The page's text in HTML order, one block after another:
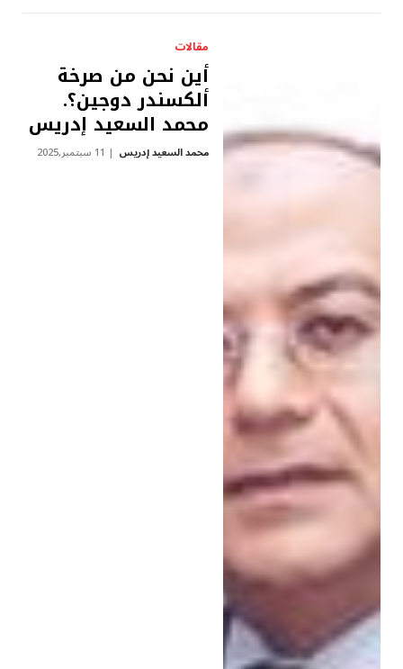
مقالات
أين نحن من صرخة
ألكسندر دوجين؟.
محمد السعيد إدريس
محمد السعيد إدريس 11 سبتمبر,2025